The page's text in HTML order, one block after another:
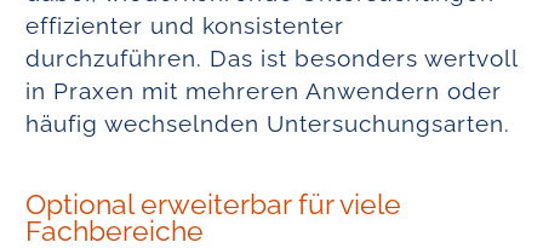
effizienter und konsistenter
durchzuführen. Das ist besonders wertvoll
in Praxen mit mehreren Anwendern oder
häufig wechselnden Untersuchungsarten.
Optional erweiterbar für viele
Fachbereiche